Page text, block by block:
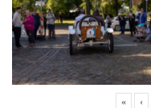
« ‹